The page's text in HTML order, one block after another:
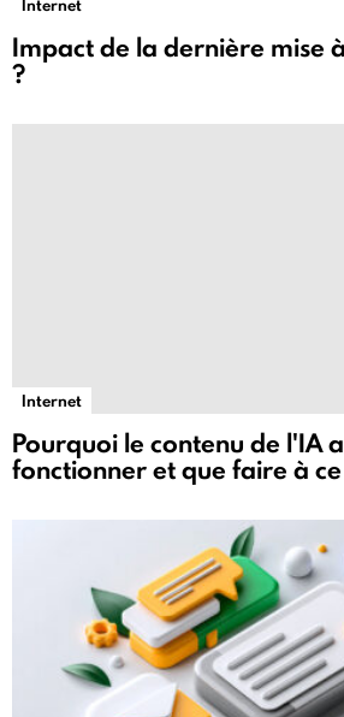
Internet
Impact de la dernière mise
?
Internet
Pourquoi le contenu de l'IA
fonctionner et que faire à